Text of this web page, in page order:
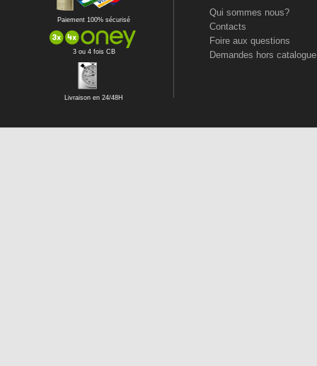
Paiement 100% sécurisé
3 ou 4 fois CB
Livraison en 24/48H
Qui sommes nous?
Contacts
Foire aux questions
Demandes hors catalogue